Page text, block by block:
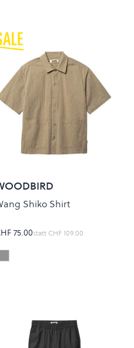
Shiko Shirt
75.00statt CHF 109.00
Stone